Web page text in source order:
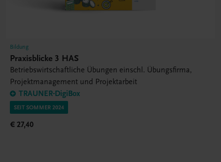
Bildung
Praxisblicke 3 HAS
Betriebswirtschaftliche Übungen einschl. Übungsfirma,
Projektmanagement und Projektarbeit
TRAUNER-DigiBox
SEIT SOMMER 2024
€ 27,40